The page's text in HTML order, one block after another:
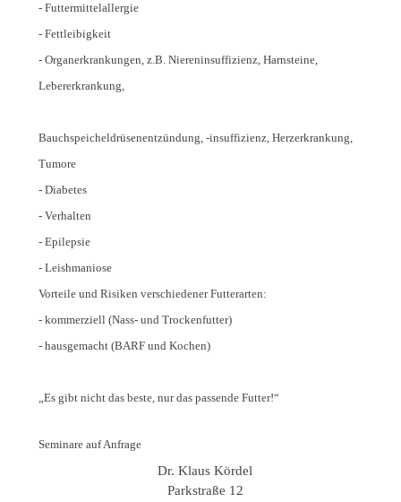
- Futtermittelallergie
- Fettleibigkeit
- Organerkrankungen, z.B. Niereninsuffizienz, Harnsteine,
Lebererkrankung,
Bauchspeicheldrüsenentzündung, -insuffizienz, Herzerkrankung,
Tumore
- Diabetes
- Verhalten
- Epilepsie
- Leishmaniose
Vorteile und Risiken verschiedener Futterarten:
- kommerziell (Nass- und Trockenfutter)
- hausgemacht (BARF und Kochen)
„Es gibt nicht das beste, nur das passende Futter!“
Seminare auf Anfrage
Dr. Klaus Kördel
Parkstraße 12